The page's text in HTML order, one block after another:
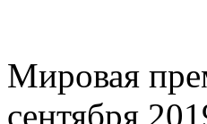
Мировая
сентября